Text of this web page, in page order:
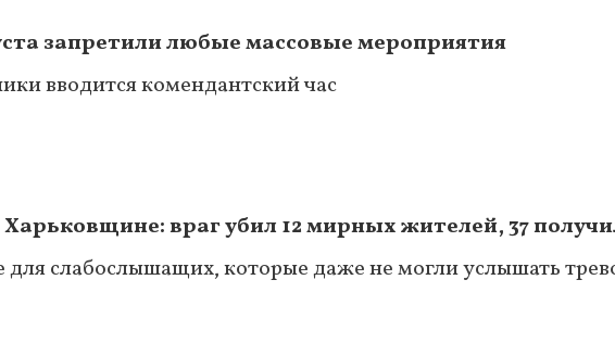
запретили любые массовые мероприятия
вводится комендантский час
Харьковщине: враг убил 12 мирных жителей, 37
слабослышащих, которые даже не могли услышать